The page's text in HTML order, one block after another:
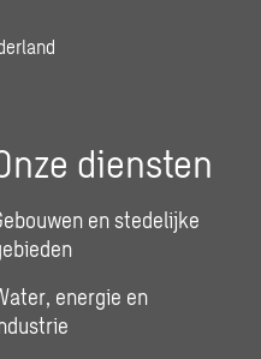
diensten
en stedelijke
energie en